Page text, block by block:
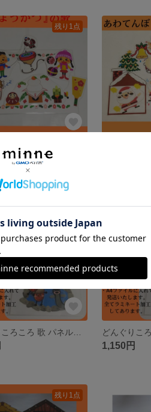
残り1点
どんぐりころころ 歌 パネルシアター ペープサート カードシアター
1,150円
残り1点